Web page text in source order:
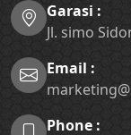
Garasi :
Jl. simo
Email :
Phone :